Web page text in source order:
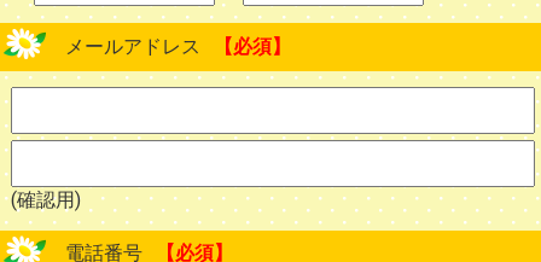
メールアドレス 【必須】
(確認用)
電話番号 【必須】